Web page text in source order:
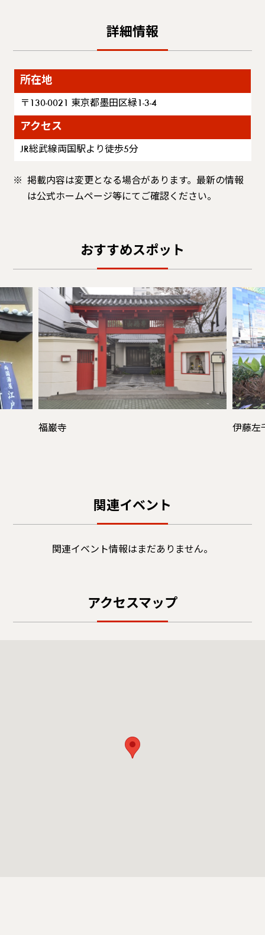
詳細情報
所在地
〒130-0021 東京都墨田区緑1-3-4
アクセス
JR総武線両国駅より徒歩5分
掲載内容は変更となる場合があります。最新の情報
は公式ホームページ等にてご確認ください。
おすすめスポット
福巌寺 伊藤左
関連イベント
関連イベント情報はまだありません。
アクセスマップ